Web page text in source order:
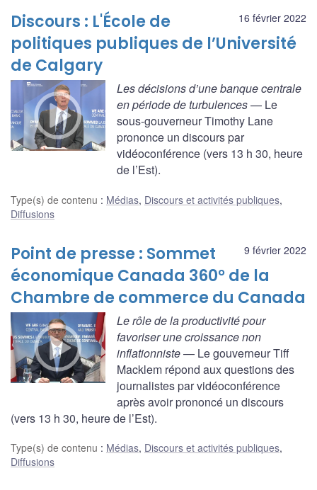
16 février 2022
Discours : L'École de
politiques publiques de l’Université
de Calgary
Les décisions d’une banque centrale
en période de turbulences— Le
sous-gouverneur Timothy Lane
prononce un discours par
vidéoconférence (vers 13 h 30, heure
de l’Est).
Type(s) de contenu : Médias, Discours et activités publiques,
Diffusions
9 février 2022
Point de presse : Sommet
économique Canada 360° de la
Chambre de commerce du Canada
Le rôle de la productivité pour
favoriser une croissance non
inflationniste— Le gouverneur Tiff
Macklem répond aux questions des
journalistes par vidéoconférence
après avoir prononcé un discours
(vers 13 h 30, heure de l’Est).
Type(s) de contenu : Médias, Discours et activités publiques,
Diffusions